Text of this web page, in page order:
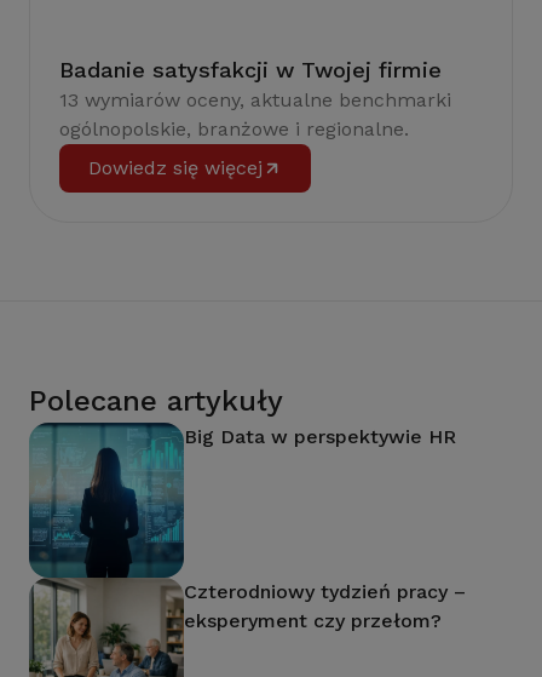
Badanie satysfakcji w Twojej firmie
13 wymiarów oceny, aktualne benchmarki
ogólnopolskie, branżowe i regionalne.
Dowiedz się więcej
Polecane artykuły
Big Data w perspektywie HR
Czterodniowy tydzień pracy –
eksperyment czy przełom?